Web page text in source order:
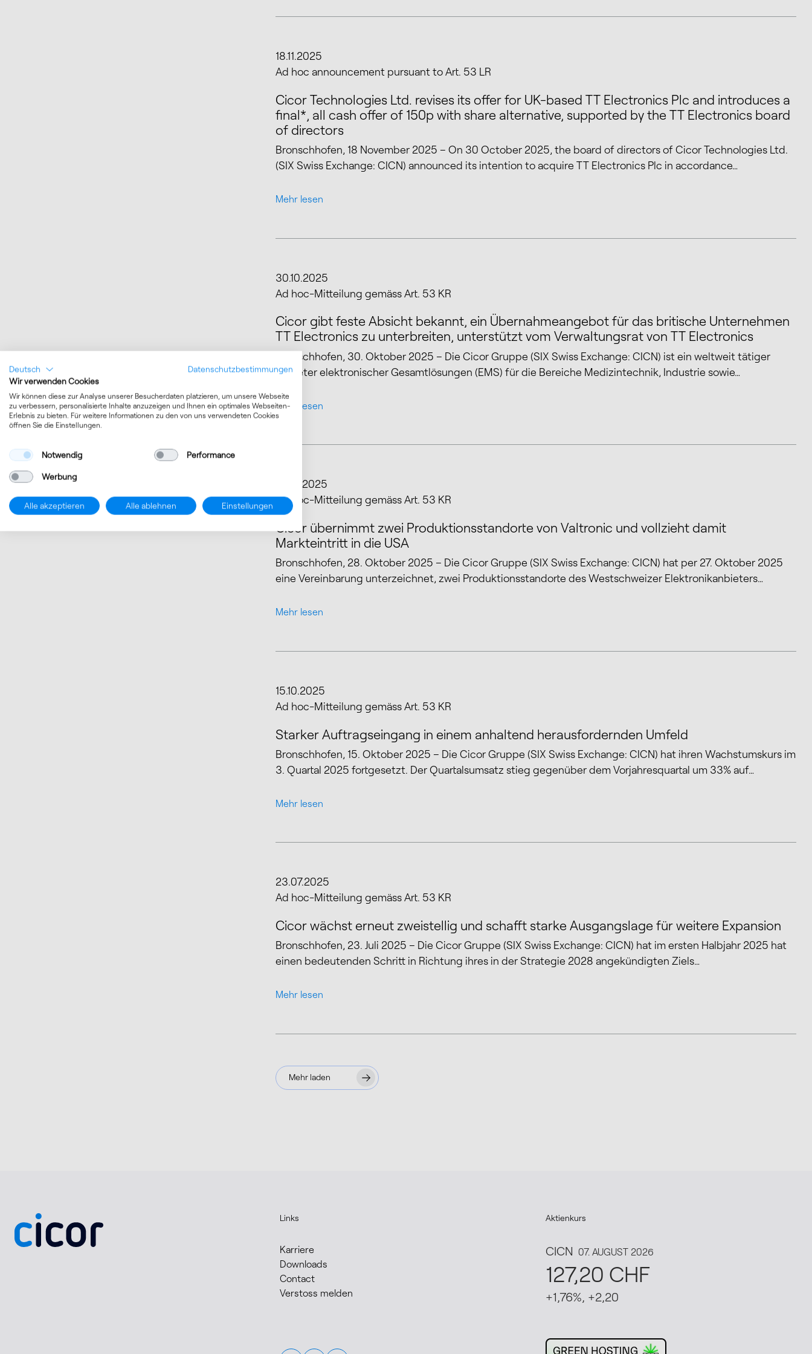
Cicor Technologies Ltd. revises its offer for UK-based TT Electronics Plc and introduces a
final*, all cash offer of 150p with share alternative, supported by the TT Electronics board
of directors
Ad hoc announcement pursuant to Art. 53 LR
18.11.2025
Bronschhofen, 18 November 2025 – On 30 October 2025, the board of directors of Cicor Technologies Ltd.
(SIX Swiss Exchange: CICN) announced its intention to acquire TT Electronics Plc in accordance…
Mehr lesen
Mehr lesen
Cicor gibt feste Absicht bekannt, ein Übernahmeangebot für das britische Unternehmen
TT Electronics zu unterbreiten, unterstützt vom Verwaltungsrat von TT Electronics
Ad hoc-Mitteilung gemäss Art. 53 KR
30.10.2025
Bronschhofen, 30. Oktober 2025 – Die Cicor Gruppe (SIX Swiss Exchange: CICN) ist ein weltweit tätiger
Anbieter elektronischer Gesamtlösungen (EMS) für die Bereiche Medizintechnik, Industrie sowie…
Mehr lesen
Mehr lesen
Cicor übernimmt zwei Produktionsstandorte von Valtronic und vollzieht damit
Markteintritt in die USA
Ad hoc-Mitteilung gemäss Art. 53 KR
28.10.2025
Bronschhofen, 28. Oktober 2025 – Die Cicor Gruppe (SIX Swiss Exchange: CICN) hat per 27. Oktober 2025
eine Vereinbarung unterzeichnet, zwei Produktionsstandorte des Westschweizer Elektronikanbieters…
Mehr lesen
Mehr lesen
Starker Auftragseingang in einem anhaltend herausfordernden Umfeld
Ad hoc-Mitteilung gemäss Art. 53 KR
15.10.2025
Bronschhofen, 15. Oktober 2025 – Die Cicor Gruppe (SIX Swiss Exchange: CICN) hat ihren Wachstumskurs im
3. Quartal 2025 fortgesetzt. Der Quartalsumsatz stieg gegenüber dem Vorjahresquartal um 33% auf…
Mehr lesen
Mehr lesen
Cicor wächst erneut zweistellig und schafft starke Ausgangslage für weitere Expansion
Ad hoc-Mitteilung gemäss Art. 53 KR
23.07.2025
Bronschhofen, 23. Juli 2025 – Die Cicor Gruppe (SIX Swiss Exchange: CICN) hat im ersten Halbjahr 2025 hat
einen bedeutenden Schritt in Richtung ihres in der Strategie 2028 angekündigten Ziels…
Mehr lesen
Mehr lesen
Mehr laden
Links
Karriere
Downloads
Contact
Verstoss melden
Aktienkurs
This website runs on green hosting - verified by
Deutsch
Datenschutzbestimmungen
Wir verwenden Cookies
Wir können diese zur Analyse unserer Besucherdaten platzieren, um unsere Webseite
zu verbessern, personalisierte Inhalte anzuzeigen und Ihnen ein optimales Webseiten-
Erlebnis zu bieten. Für weitere Informationen zu den von uns verwendeten Cookies
öffnen Sie die Einstellungen.
Notwendig
Performance
Werbung
Alle akzeptieren Alle ablehnen Einstellungen